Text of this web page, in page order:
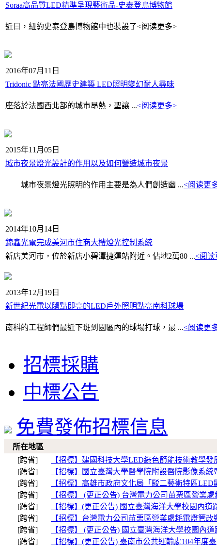
Soraa高品質LED精準呈現藝術品-史泰登島博物館
近日，紐約史泰登島博物館中也裝設了<阅读更多>
2016年07月11日
Tridonic 點亮法國歷史建築 LED照明變幻耐人尋味
座落於法國西北部的城市昂熱，聖讓 ...<阅读更多>
2015年11月05日
城市夜景燈光設計的作用以及如何營造城市夜景
城市夜景燈光照明的作用主要是為人們創造幽 ...<阅读更
2014年10月14日
錦鑫光電完成美河市住商大樓燈光控制系統
新店美河市，位於新店小碧潭捷運站附近。佔地2萬80 ...<阅读
2013年12月19日
新世紀光電以隨點即亮的LED戶外照明點亮南科球場
南科的工程師們最近下班到園區內的球場打球，最 ...<阅读更
招標採購
中標公告
免費發佈招標信息
所在地區
[跨省]
【招標】建國科技大學LED綠色節能技術教學發
[跨省]
【招標】國立臺灣大學醫學院附設醫院影像系
[跨省]
【招標】高雄市政府文化局「駁二藝術特區
[跨省]
【招標】 (更正公告) 台灣電力公司苗栗區營
[跨省]
【招標】(更正公告) 國立臺灣海洋大學校園內
[跨省]
【招標】台灣電力公司苗栗區營業處耗電燈管
[跨省]
【招標】 (更正公告) 國立臺灣海洋大學校園內
[跨省]
【招標】(更正公告) 臺南市公共運輸處104年度